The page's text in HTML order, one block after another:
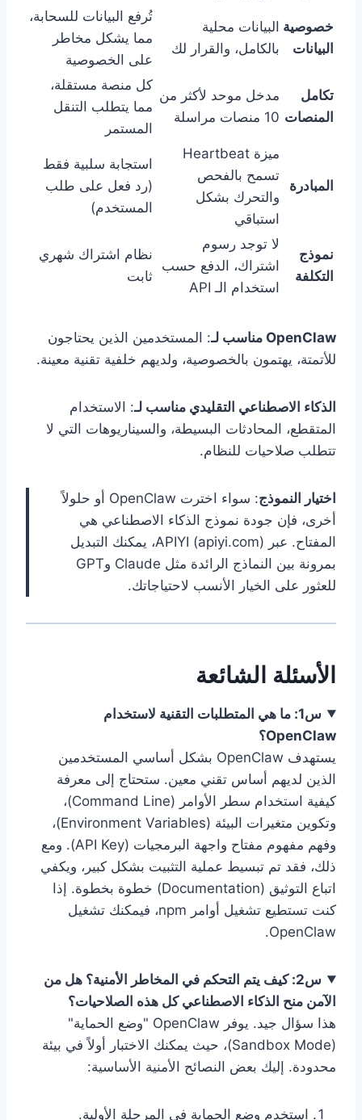
خصوصية
البيانات
البيانات محلية
بالكامل، والقرار لك
تُرفع البيانات للسحابة،
مما يشكل مخاطر
على الخصوصية
تكامل
المنصات
مدخل موحد لأكثر من
10 منصات مراسلة
كل منصة مستقلة،
مما يتطلب التنقل
المستمر
المبادرة
ميزة Heartbeat
تسمح بالفحص
والتحرك بشكل
استباقي
استجابة سلبية فقط
(رد فعل على طلب
المستخدم)
نموذج
التكلفة
لا توجد رسوم
اشتراك، الدفع حسب
استخدام الـ API
نظام اشتراك شهري
ثابت
OpenClaw مناسب لـ
: المستخدمين الذين يحتاجون
للأتمتة، يهتمون بالخصوصية، ولديهم خلفية تقنية معينة.
الذكاء الاصطناعي التقليدي مناسب لـ: الاستخدام
المتقطع، المحادثات البسيطة، والسيناريوهات التي لا
تتطلب صلاحيات للنظام.
اختيار النموذج
: سواء اخترت OpenClaw أو حلولاً
أخرى، فإن جودة نموذج الذكاء الاصطناعي هي
المفتاح. عبر APIYI (apiyi.com)، يمكنك التبديل
بمرونة بين النماذج الرائدة مثل Claude وGPT
للعثور على الخيار الأنسب لاحتياجاتك.
الأسئلة الشائعة
س1: ما هي المتطلبات التقنية لاستخدام
OpenClaw؟
يستهدف OpenClaw بشكل أساسي المستخدمين
الذين لديهم أساس تقني معين. ستحتاج إلى معرفة
كيفية استخدام سطر الأوامر (Command Line)،
وتكوين متغيرات البيئة (Environment Variables)،
وفهم مفهوم مفتاح واجهة البرمجيات (API Key). ومع
ذلك، فقد تم تبسيط عملية التثبيت بشكل كبير، ويكفي
اتباع التوثيق (Documentation) خطوة بخطوة. إذا
كنت تستطيع تشغيل أوامر npm، فيمكنك تشغيل
OpenClaw.
س2: كيف يتم التحكم في المخاطر الأمنية؟ هل من
الآمن منح الذكاء الاصطناعي كل هذه الصلاحيات؟
هذا سؤال جيد. يوفر OpenClaw "وضع الحماية"
(Sandbox Mode)، حيث يمكنك الاختبار أولاً في بيئة
محدودة. إليك بعض النصائح الأمنية الأساسية:
استخدم وضع الحماية في المرحلة الأولية.